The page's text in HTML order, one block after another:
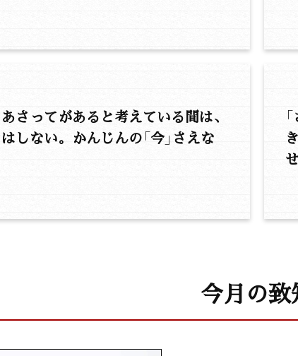
さってがあると考えている間は、
しない。かんじんの「今」さえな
今月の致